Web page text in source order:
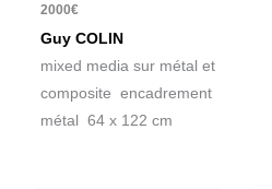
2000€
Guy COLIN
mixed media sur métal et
composite encadrement
métal 64 x 122 cm